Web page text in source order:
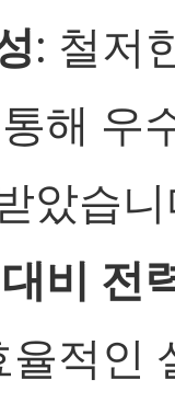
: 철저
해 우
았습
비 전
율적인